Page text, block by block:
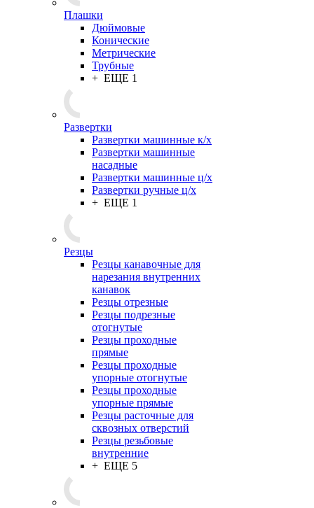
Плашки
Дюймовые
Конические
Метрические
Трубные
+ ЕЩЕ 1
Развертки
Развертки машинные к/х
Развертки машинные
насадные
Развертки машинные ц/х
Развертки ручные ц/х
+ ЕЩЕ 1
Резцы
Резцы канавочные для
нарезания внутренних
канавок
Резцы отрезные
Резцы подрезные
отогнутые
Резцы проходные
прямые
Резцы проходные
упорные отогнутые
Резцы проходные
упорные прямые
Резцы расточные для
сквозных отверстий
Резцы резьбовые
внутренние
+ ЕЩЕ 5